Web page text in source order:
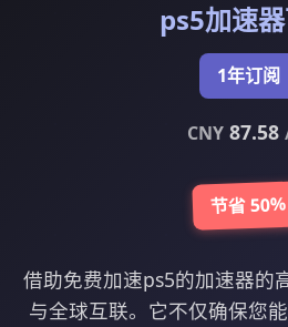
ps5加速
1年订阅
CNY87.58
节省 50%
借助免费加速ps5的加速器的
与全球互联。它不仅确保您